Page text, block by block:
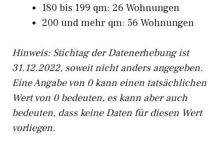
180 bis 199 qm: 26 Wohnungen
200 und mehr qm: 56 Wohnungen
Hinweis: Stichtag der Datenerhebung ist
31.12.2022, soweit nicht anders angegeben.
Eine Angabe von 0 kann einen tatsächlichen
Wert von 0 bedeuten, es kann aber auch
bedeuten, dass keine Daten für diesen Wert
vorliegen.